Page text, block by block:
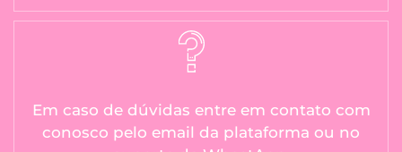
Em caso de dúvidas entre em contato com
conosco pelo email da plataforma ou no